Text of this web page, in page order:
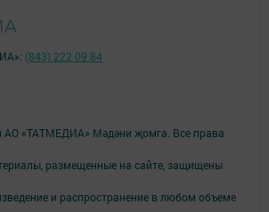
АО «ТАТМЕДИА» Мәдәни җомга. Все права
размещенные на сайте, защищены
и распространение в любом объеме
(843) 222 09 84